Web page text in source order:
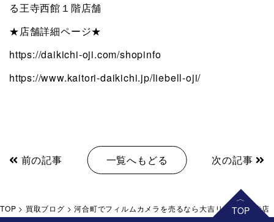
る王寺西館１階店舗
★店舗詳細ページ★
https://daikichi-oji.com/shopinfo
https://www.kaitori-daikichi.jp/liebell-oji/
前の記事 一覧へもどる 次の記事
TOP > 買取ブログ >河合町でフィルムカメラを売るなら大吉リーベル王寺店